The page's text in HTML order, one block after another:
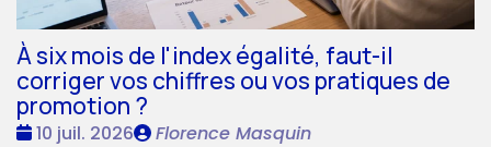
À six mois de l'index égalité, faut-il
corriger vos chiffres ou vos pratiques de
promotion ?
Date
10 juil. 2026
Publié
Florence Masquin